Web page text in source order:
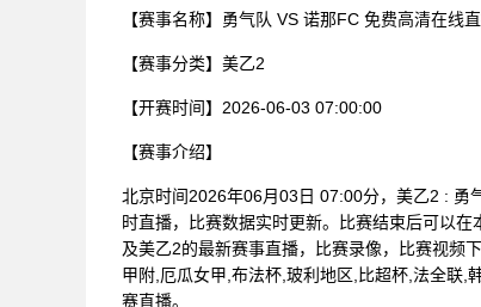
【赛事名称】 勇气队 VS 诺那FC 免费高清在线
【赛事分类】 美乙2
【开赛时间】 2026-06-03 07:00:00
【赛事介绍】
北京时间2026年06月03日 07:00分，美乙2 : 勇
时直播，比赛数据实时更新。比赛结束后可以
及美乙2的最新赛事直播，比赛录像，比赛视频
甲附,厄瓜女甲,布法杯,玻利地区,比超杯,法全联,
赛直播。